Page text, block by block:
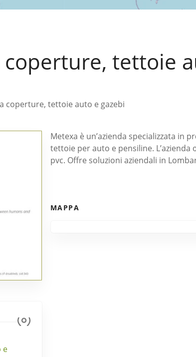
tettoie
coperture, tettoie auto e gazebi
e
Metexa è un’azienda specializzata in
tettoie per auto e pensiline.
pvc. Offre soluzioni aziendali in
MAPPA